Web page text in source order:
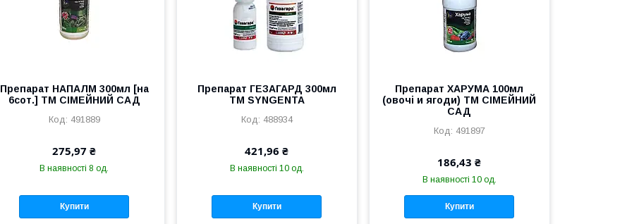
Препарат НАПАЛМ 300мл [на
6сот.] ТМ СІМЕЙНИЙ САД
491889
275,97 ₴
В наявності 8 од.
Купити
Препарат ГЕЗАГАРД 300мл
ТМ SYNGENTA
488934
421,96 ₴
В наявності 10 од.
Купити
Препарат ХАРУМА 100мл
(овочі и ягоди) ТМ СІМЕЙНИЙ
САД
491897
186,43 ₴
В наявності 10 од.
Купити